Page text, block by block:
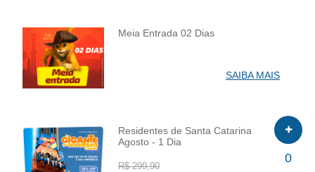
INFO
Meia Entrada 02 Dias
SAIBA MAIS
INFO
Residentes de Santa Catarina
Agosto - 1 Dia
R$ 299,90
0